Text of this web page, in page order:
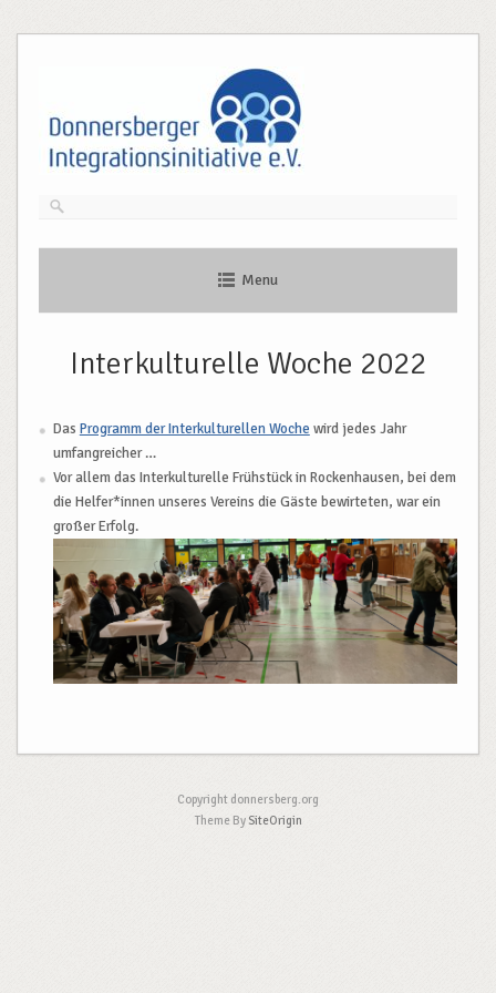
Menu
Interkulturelle Woche 2022
Das Programm der Interkulturellen Woche wird jedes Jahr
umfangreicher …
Vor allem das Interkulturelle Frühstück in Rockenhausen, bei dem
die Helfer*innen unseres Vereins die Gäste bewirteten, war ein
großer Erfolg.
Copyright donnersberg.org
Theme By SiteOrigin